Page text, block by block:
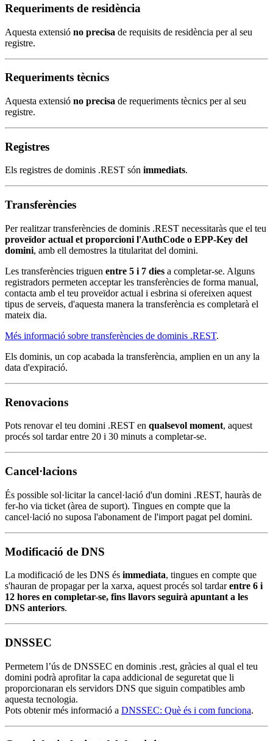
Requeriments de residència
Aquesta extensió no precisa de requisits de residència per al seu
registre.
Requeriments tècnics
Aquesta extensió no precisa de requeriments tècnics per al seu
registre.
Registres
Els registres de dominis .REST són immediats.
Transferències
Per realitzar transferències de dominis .REST necessitaràs que el teu
proveïdor actual et proporcioni l'AuthCode o EPP-Key del
domini, amb ell demostres la titularitat del domini.
Les transferències triguen entre 5 i 7 dies a completar-se. Alguns
registradors permeten acceptar les transferències de forma manual,
contacta amb el teu proveïdor actual i esbrina si ofereixen aquest
tipus de serveis, d'aquesta manera la transferència es completarà el
mateix dia.
Més informació sobre transferències de dominis .REST.
Els dominis, un cop acabada la transferència, amplien en un any la
data d'expiració.
Renovacions
Pots renovar el teu domini .REST en qualsevol moment, aquest
procés sol tardar entre 20 i 30 minuts a completar-se.
Cancel·lacions
És possible sol·licitar la cancel·lació d'un domini .REST, hauràs de
fer-ho via ticket (àrea de suport). Tingues en compte que la
cancel·lació no suposa l'abonament de l'import pagat pel domini.
Modificació de DNS
La modificació de les DNS és immediata, tingues en compte que
s'hauran de propagar per la xarxa, aquest procés sol tardarentre 6 i
12 hores en completar-se, fins llavors seguirà apuntant a les
DNS anteriors.
DNSSEC
Permetem l’ús de DNSSEC en dominis .rest, gràcies al qual el teu
domini podrà aprofitar la capa addicional de seguretat que li
proporcionaran els servidors DNS que siguin compatibles amb
aquesta tecnologia.
Pots obtenir més informació a DNSSEC: Què és i com funciona.